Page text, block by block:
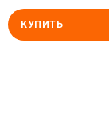
КУПИТЬ